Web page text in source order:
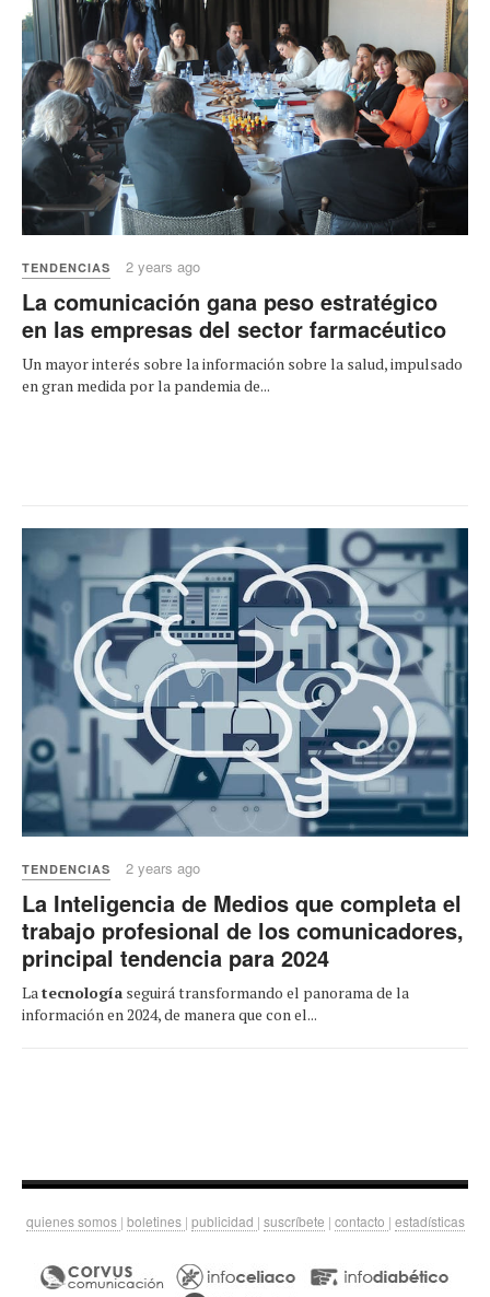
TENDENCIAS 2 years ago
La comunicación gana peso estratégico
en las empresas del sector farmacéutico
Un mayor interés sobre la información sobre la salud, impulsado
en gran medida por la pandemia de...
TENDENCIAS 2 years ago
La Inteligencia de Medios que completa el
trabajo profesional de los comunicadores,
principal tendencia para 2024
La tecnología seguirá transformando el panorama de la
información en 2024, de manera que con el...
quienes somos | boletines | publicidad | suscríbete | contacto | estadísticas